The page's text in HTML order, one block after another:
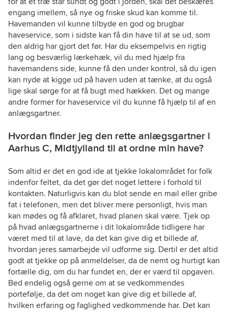
engang imellem, så nye og friske skud kan komme til.
Havemanden vil kunne tilbyde en god og brugbar
haveservice, som i sidste kan få din have til at se ud, som
den aldrig har gjort det før. Har du eksempelvis en rigtig
lang og besværlig lærkehæk, vil du med hjælp fra
havemandens side, kunne få den under kontrol, så du igen
kan nyde at kigge ud på haven uden at tænke, at du også
lige skal sørge for at få bugt med hækken. Det og mange
andre former for haveservice vil du kunne få hjælp til af en
anlægsgartner.
Hvordan finder jeg den rette anlægsgartner i
Aarhus C, Midtjylland til at ordne min have?
Som altid er det en god ide at tjekke lokalområdet for folk
indenfor feltet, da det gør det noget lettere i forhold til
kontakten. Naturligvis kan du blot sende en mail eller gribe
fat i telefonen, men det bliver mere personligt, hvis man
kan mødes og få afklaret, hvad planen skal være. Tjek op
på hvad anlægsgartnerne i dit lokalområde tidligere har
været med til at lave, da det kan give dig et billede af,
hvordan jeres samarbejde vil udforme sig. Dertil er det altid
godt at tjekke op på anmeldelser, da de nemt og hurtigt kan
fortælle dig, om du har fundet en, der er værd til opgaven.
Bed endelig også gerne om at se vedkommendes
portefølje, da det om noget kan give dig et billede af,
hvilken erfaring og faglighed vedkommende har. Det kan